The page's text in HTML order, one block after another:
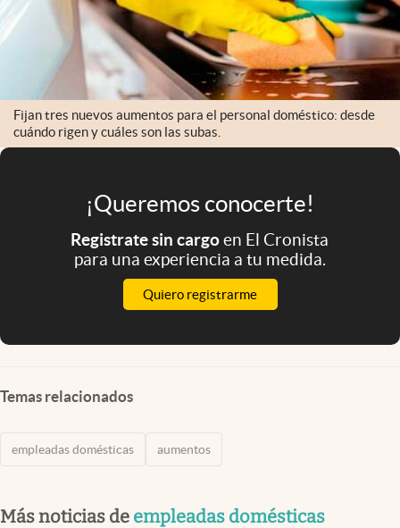
El Cronista Studio
abre en nueva pestaña
Fijan tres nuevos aumentos para el personal doméstico: desde
cuándo rigen y cuáles son las subas.
¡Queremos conocerte!
Registrate sin cargoen El Cronista
para una experiencia a tu medida.
Quiero registrarme
Temas relacionados
empleadas domésticas aumentos
Más noticias de empleadas domésticas